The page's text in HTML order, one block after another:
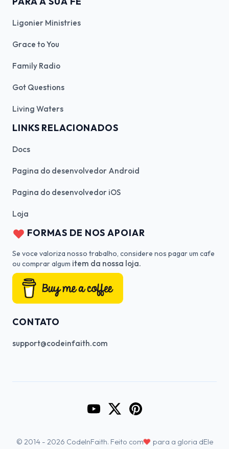
Ligonier Ministries
Grace to You
Family Radio
Got Questions
Living Waters
LINKS RELACIONADOS
Docs
Pagina do desenvolvedor Android
Pagina do desenvolvedor iOS
Loja
FORMAS DE NOS APOIAR
Se voce valoriza nosso trabalho, considere nos pagar um cafe
ou comprar algum item da nossa loja.
CONTATO
support@codeinfaith.com
Go to CodeInFaith's YouTube
Go to CodeInFaith's Twitter
Go to CodeInFaith's
© 2014 - 2026 CodeInFaith. Feito com♥ para a gloria dEle